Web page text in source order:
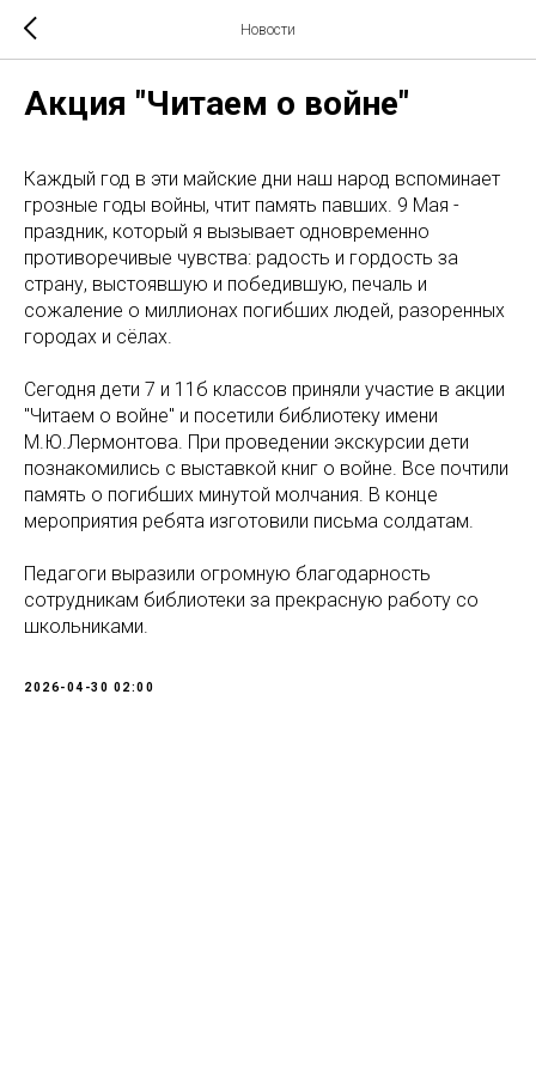
Новости
Акция "Читаем о войне"
Каждый год в эти майские дни наш народ вспоминает
грозные годы войны, чтит память павших. 9 Мая -
праздник, который я вызывает одновременно
противоречивые чувства: радость и гордость за
страну, выстоявшую и победившую, печаль и
сожаление о миллионах погибших людей, разоренных
городах и сёлах.
Сегодня дети 7 и 11б классов приняли участие в акции
"Читаем о войне" и посетили библиотеку имени
М.Ю.Лермонтова. При проведении экскурсии дети
познакомились с выставкой книг о войне. Все почтили
память о погибших минутой молчания. В конце
мероприятия ребята изготовили письма солдатам.
Педагоги выразили огромную благодарность
сотрудникам библиотеки за прекрасную работу со
школьниками.
2026-04-30 02:00